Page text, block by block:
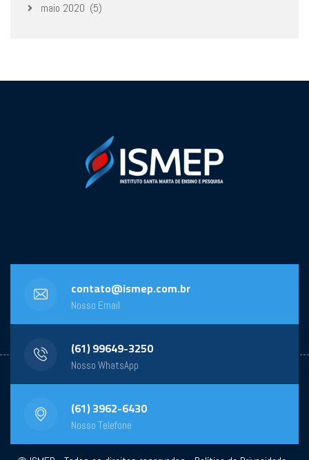
maio 2020 (5)
contato@ismep.com.br
Nosso Email
(61) 99649-3250
Nosso WhatsApp
(61) 3962-6430
Nosso Telefone